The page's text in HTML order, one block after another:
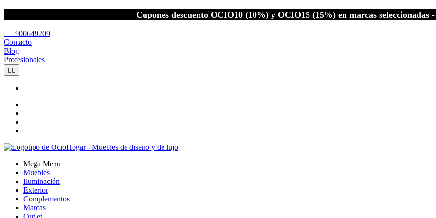
Cupones descuento OCIO10 (10%) y OCIO15 (15%) en marcas seleccionadas
900649209
Contacto
Blog
Profesionales
 
Mega Menu
Muebles
Iluminación
Exterior
Complementos
Marcas
Outlet